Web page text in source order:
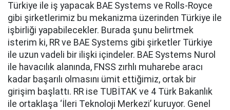
Türkiye ile iş yapacak BAE Systems ve Rolls-Royce
gibi şirketlerimiz bu mekanizma üzerinden Türkiye ile
işbirliği yapabilecekler. Burada şunu belirtmek
isterim ki, RR ve BAE Systems gibi şirketler Türkiye
ile uzun vadeli bir ilişki içindeler. BAE Systems Nurol
ile havacılık alanında, FNSS zırhlı muharebe aracı
kadar başarılı olmasını ümit ettiğimiz, ortak bir
girişim başlattı. RR ise TUBİTAK ve 4 Türk Bakanlık
ile ortaklaşa ‘İleri Teknoloji Merkezi’ kuruyor. Genel